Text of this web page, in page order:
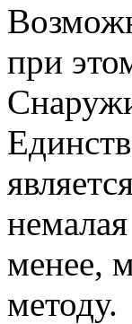
при
менее,
методу.